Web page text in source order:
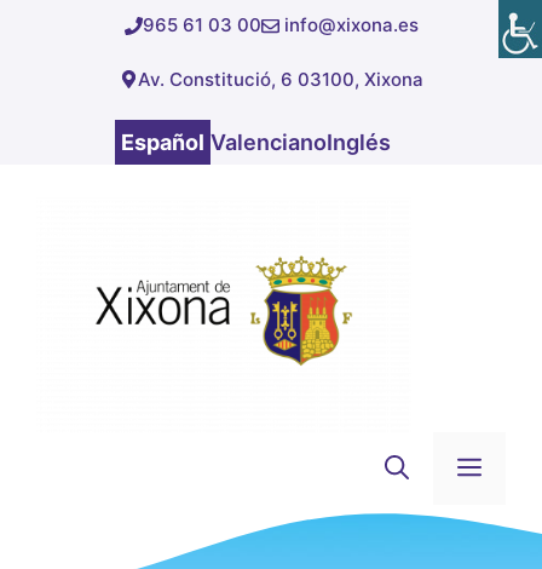
965 61 03 00 info@xixona.es
Av. Constitució, 6 03100, Xixona
Español ValencianoInglés